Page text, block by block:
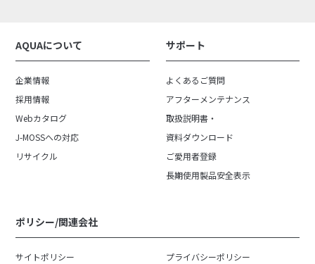
AQUAについて
企業情報
採用情報
Webカタログ
J-MOSSへの対応
リサイクル
サポート
よくあるご質問
アフターメンテナンス
取扱説明書・
資料ダウンロード
ご愛用者登録
長期使用製品安全表示
ポリシー/関連会社
サイトポリシー プライバシーポリシー